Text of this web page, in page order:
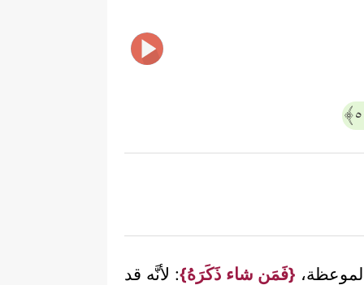
{فَمَن شاء ذَكَرَهُ}: لأنَّه قد